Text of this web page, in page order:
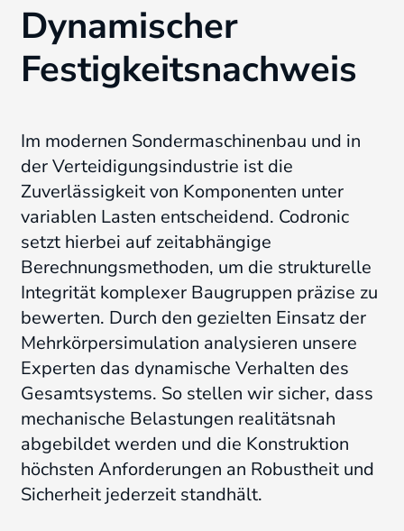
Dynamischer
Festigkeitsnachweis
Im modernen Sondermaschinenbau und in
der Verteidigungsindustrie ist die
Zuverlässigkeit von Komponenten unter
variablen Lasten entscheidend. Codronic
setzt hierbei auf zeitabhängige
Berechnungsmethoden, um die strukturelle
Integrität komplexer Baugruppen präzise zu
bewerten. Durch den gezielten Einsatz der
Mehrkörpersimulation analysieren unsere
Experten das dynamische Verhalten des
Gesamtsystems. So stellen wir sicher, dass
mechanische Belastungen realitätsnah
abgebildet werden und die Konstruktion
höchsten Anforderungen an Robustheit und
Sicherheit jederzeit standhält.